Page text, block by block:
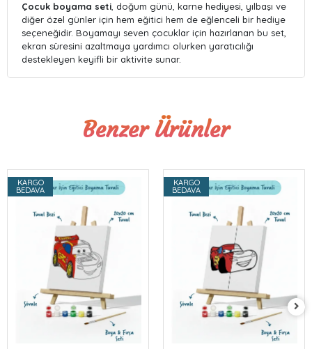
Çocuk boyama seti , doğum günü, karne hediyesi, yılbaşı ve
diğer özel günler için hem eğitici hem de eğlenceli bir hediye
seçeneğidir. Boyamayı seven çocuklar için hazırlanan bu set,
ekran süresini azaltmaya yardımcı olurken yaratıcılığı
destekleyen keyifli bir aktivite sunar.
Benzer Ürünler
KARGO
BEDAVA
KARGO
BEDAVA